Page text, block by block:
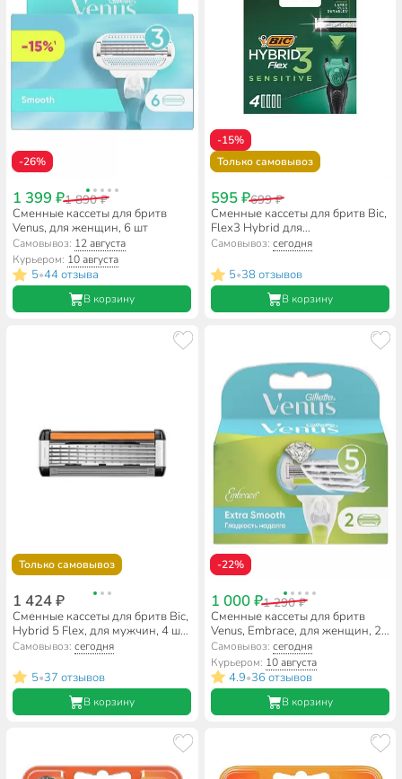
-26%
1 399 ₽1 890 ₽
Сменные кассеты для бритв
Venus, для женщин, 6 шт
Самовывоз: 12 августа
Курьером: 10 августа
5•44 отзыва
В корзину
-15%
Только самовывоз
595 ₽699 ₽
Сменные кассеты для бритв Bic,
Flex3 Hybrid для
чувствительной кожи, 921177
Самовывоз: сегодня
5•38 отзывов
В корзину
Только самовывоз
1 424 ₽
Сменные кассеты для бритв Bic,
Hybrid 5 Flex, для мужчин, 4 шт,
921179
Самовывоз:сегодня
5•37 отзывов
В корзину
-22%
1 000 ₽1 290 ₽
Сменные кассеты для бритв
Venus, Embrace, для женщин, 2
шт
Самовывоз: сегодня
Курьером: 10 августа
4.9•36 отзывов
В корзину